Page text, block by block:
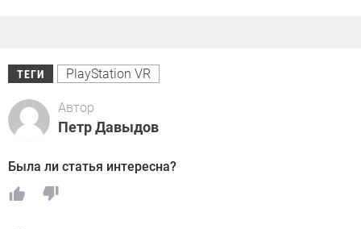
ТЕГИ PlayStation VR
Автор
Петр Давыдов
Была ли статья интересна?